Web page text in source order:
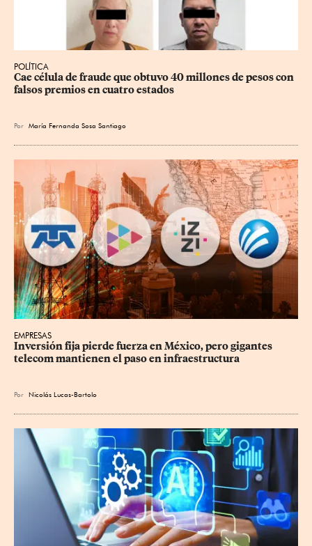
POLÍTICA
Cae célula de fraude que obtuvo 40 millones de pesos con
falsos premios en cuatro estados
Por María Fernanda Sosa Santiago
EMPRESAS
Inversión fija pierde fuerza en México, pero gigantes
telecom mantienen el paso en infraestructura
Por Nicolás Lucas-Bartolo